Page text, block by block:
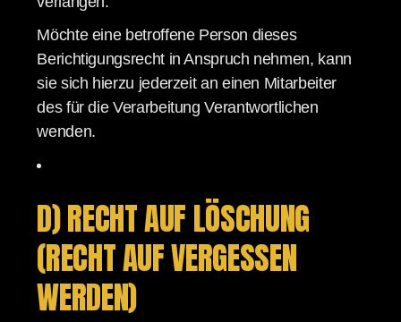
Möchte eine betroffene Person dieses
Berichtigungsrecht in Anspruch nehmen, kann
sie sich hierzu jederzeit an einen Mitarbeiter
des für die Verarbeitung Verantwortlichen
wenden.
D) RECHT AUF LÖSCHUNG
(RECHT AUF VERGESSEN
WERDEN)